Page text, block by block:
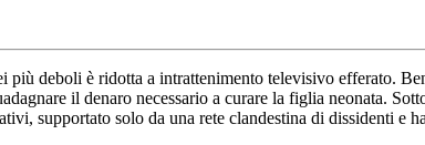
deboli è ridotta a intrattenimento televisivo efferato.
il denaro necessario a curare la figlia neonata.
supportato solo da una rete clandestina di dissidenti e